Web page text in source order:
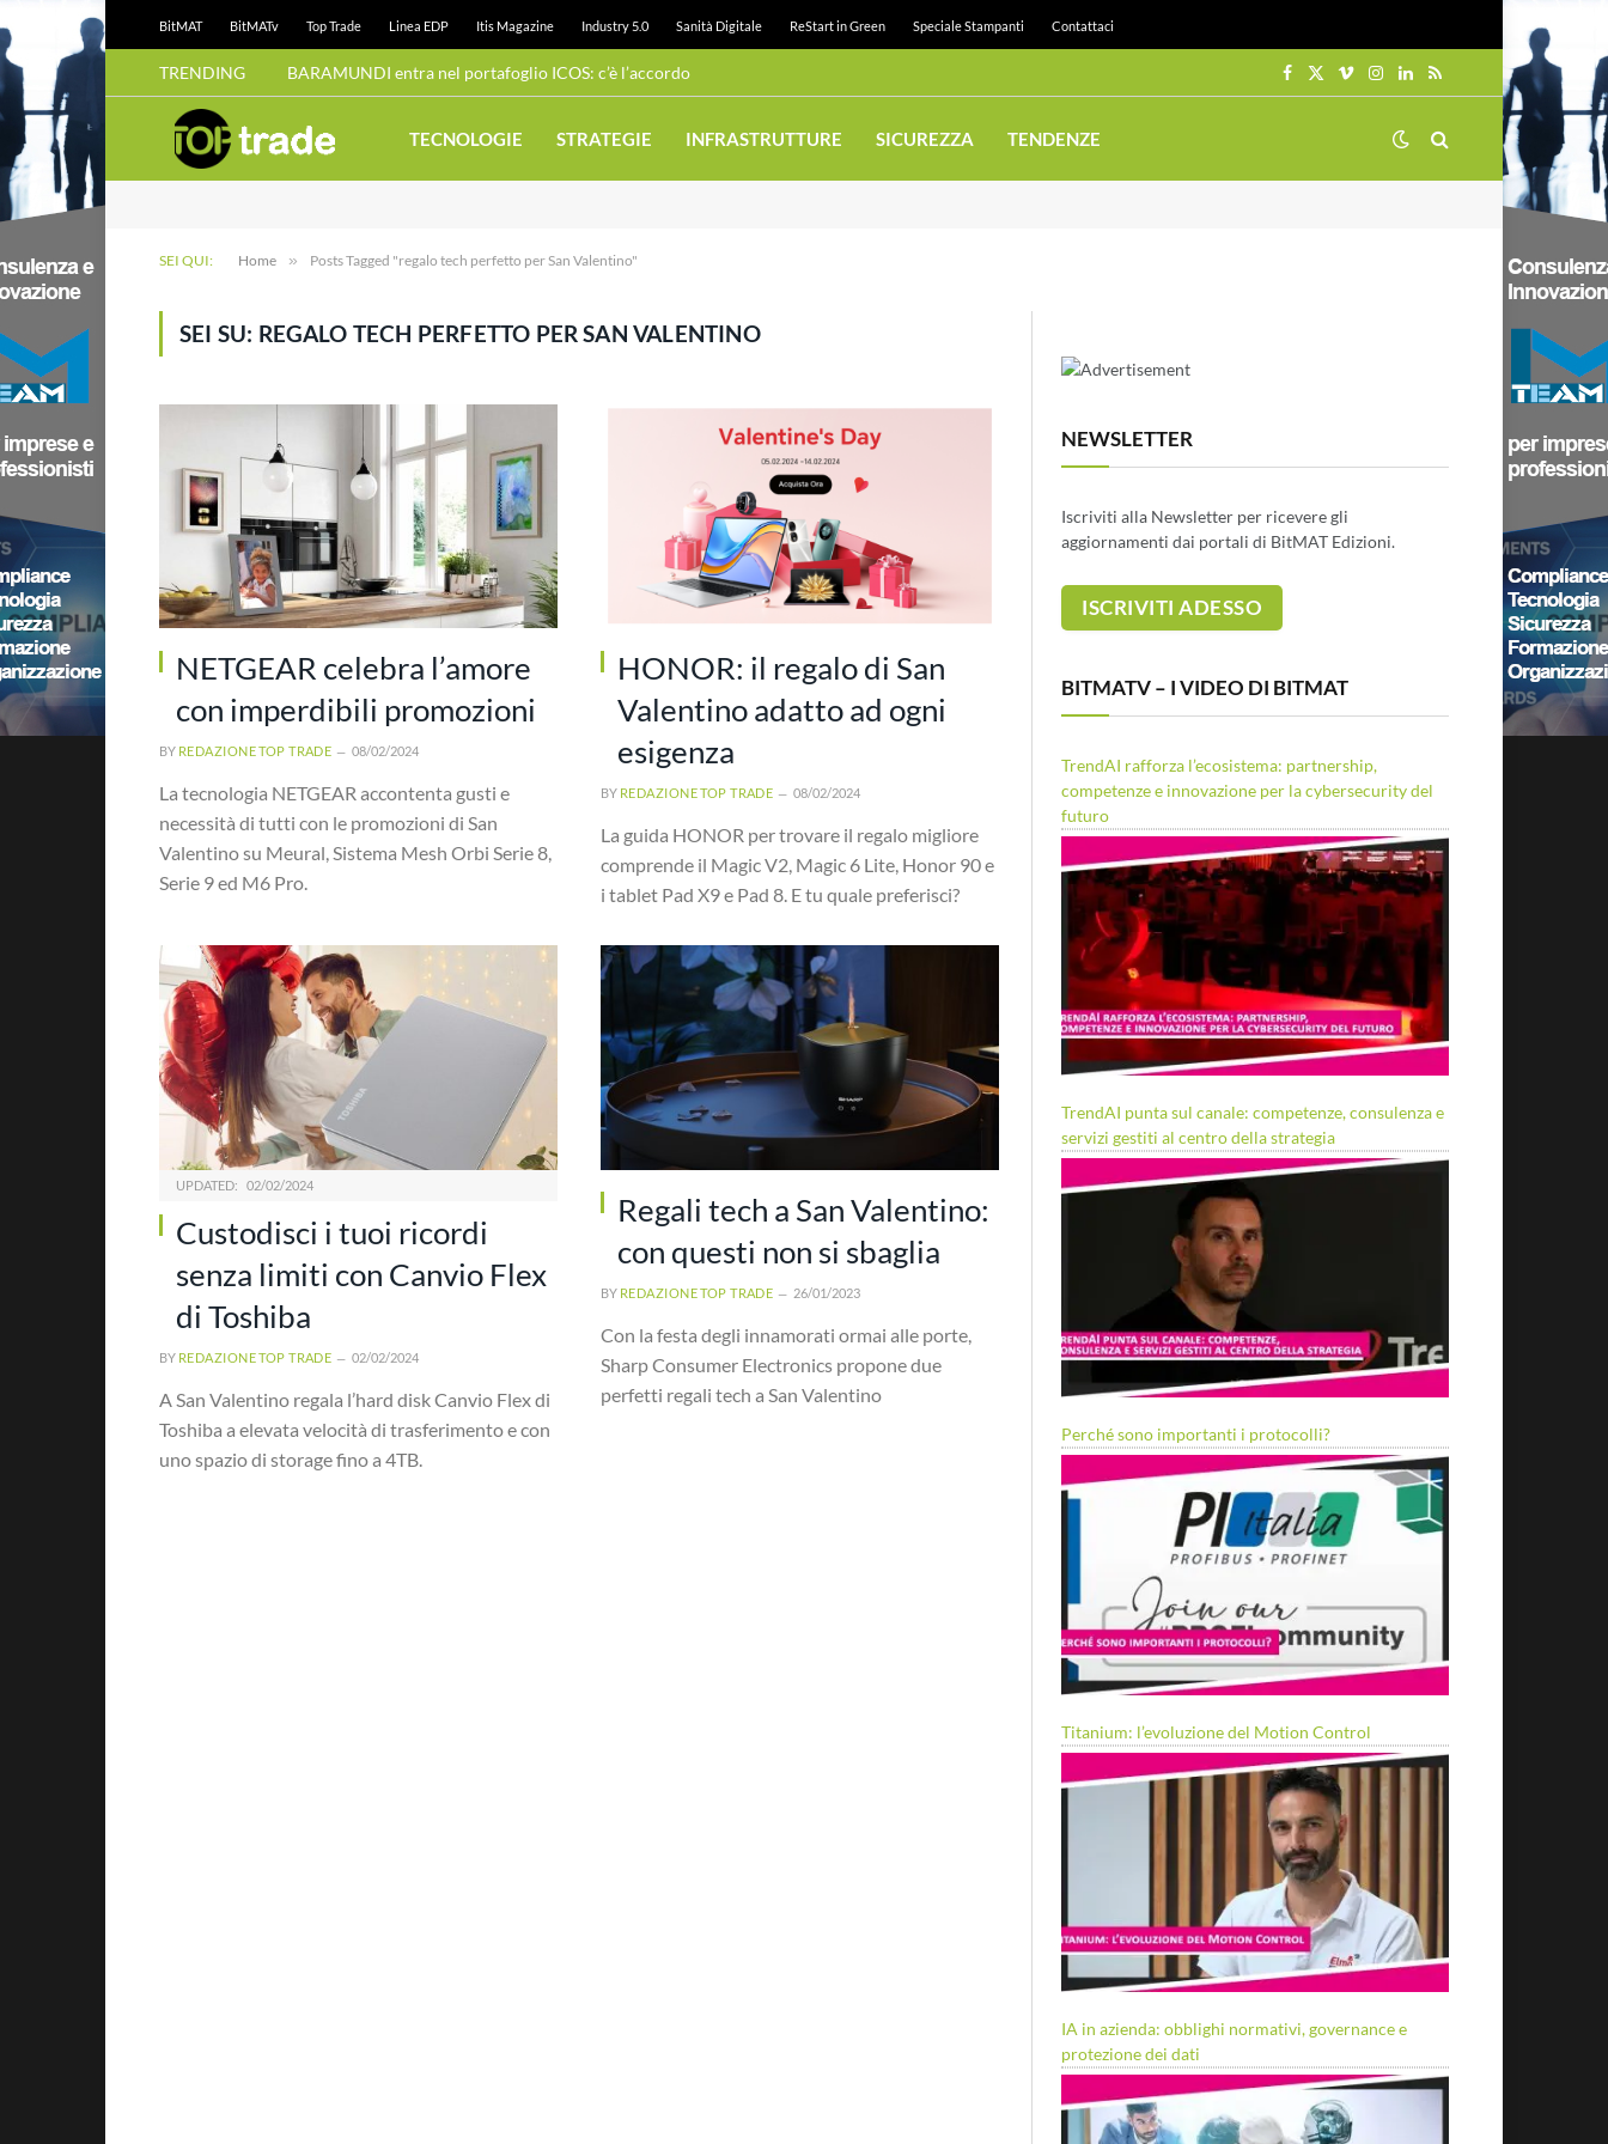
BitMAT BitMATv Top Trade Linea EDP Itis Magazine Industry 5.0 Sanità Digitale ReStart in Green Speciale Stampanti Contattaci
TRENDING BARAMUNDI entra nel portafoglio ICOS: c’è l’accordo
Facebook
X
VimeoInstagram
LinkedIn
RSS
TECNOLOGIE STRATEGIE INFRASTRUTTURE SICUREZZA TENDENZE
SEI QUI: Home » Posts Tagged "regalo tech perfetto per San Valentino"
SEI SU: REGALO TECH PERFETTO PER SAN VALENTINO
NETGEAR celebra l’amore
con imperdibili promozioni
BY REDAZIONE TOP TRADE 08/02/2024
La tecnologia NETGEAR accontenta gusti e
necessità di tutti con le promozioni di San
Valentino su Meural, Sistema Mesh Orbi Serie 8,
Serie 9 ed M6 Pro.
HONOR: il regalo di San
Valentino adatto ad ogni
esigenza
BY REDAZIONE TOP TRADE 08/02/2024
La guida HONOR per trovare il regalo migliore
comprende il Magic V2, Magic 6 Lite, Honor 90 e
i tablet Pad X9 e Pad 8. E tu quale preferisci?
UPDATED: 02/02/2024
Custodisci i tuoi ricordi
senza limiti con Canvio Flex
di Toshiba
BY REDAZIONE TOP TRADE 02/02/2024
A San Valentino regala l’hard disk Canvio Flex di
Toshiba a elevata velocità di trasferimento e con
uno spazio di storage fino a 4TB.
Regali tech a San Valentino:
con questi non si sbaglia
BY REDAZIONE TOP TRADE 26/01/2023
Con la festa degli innamorati ormai alle porte,
Sharp Consumer Electronics propone due
perfetti regali tech a San Valentino
NEWSLETTER
Iscriviti alla Newsletter per ricevere gli
aggiornamenti dai portali di BitMAT Edizioni.
BITMATV – I VIDEO DI BITMAT
TrendAI rafforza l’ecosistema: partnership,
competenze e innovazione per la cybersecurity del
futuro
TrendAI punta sul canale: competenze, consulenza e
servizi gestiti al centro della strategia
Perché sono importanti i protocolli?
Titanium: l’evoluzione del Motion Control
IA in azienda: obblighi normativi, governance e
protezione dei dati